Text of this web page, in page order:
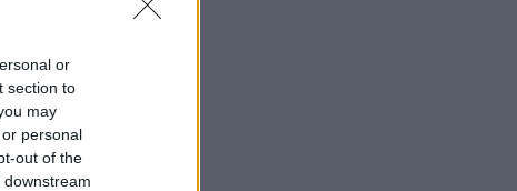
or
section to
may
personal
out of the